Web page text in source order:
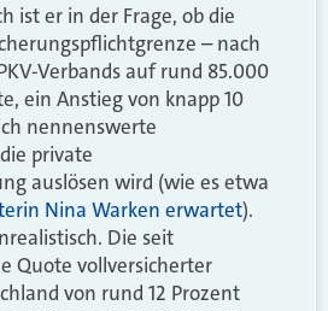
ist er in der Frage, ob die
– nach
Verbands auf rund 85.000
ein Anstieg von knapp 10
nennenswerte
private
auslösen wird (wie es etwa
Nina Warken erwartet).
Die seit
Quote vollversicherter
von rund 12 Prozent